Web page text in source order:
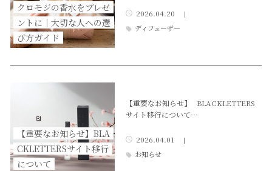
クロモジの香水をプレゼ
ントに｜大切な人への選
び方ガイド
2026.04.20 |
ディフューザー
【重要なお知らせ】BLA
CKLETTERSサイト移行
について
【重要なお知らせ】 BLACKLETTERS
サイト移行について…
2026.04.01 |
お知らせ